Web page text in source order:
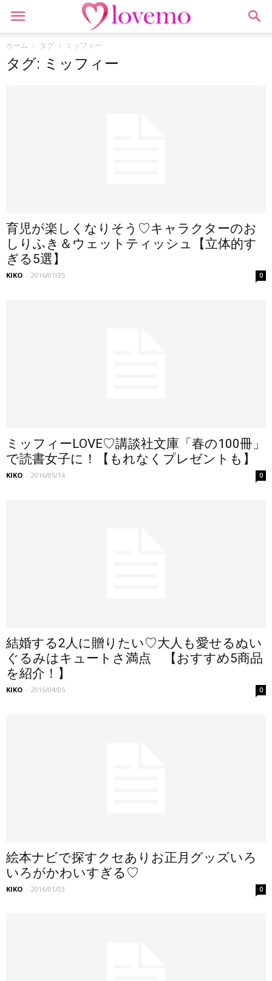
ホーム タグ ミッフィー
タグ: ミッフィー
育児が楽しくなりそう♡キャラクターのお
しりふき＆ウェットティッシュ【立体的す
ぎる5選】
KIKO - 2016/07/25 0
ミッフィーLOVE♡講談社文庫「春の100冊」
で読書女子に！【もれなくプレゼントも】
KIKO - 2016/05/14 0
結婚する2人に贈りたい♡大人も愛せるぬい
ぐるみはキュートさ満点 【おすすめ5商品
を紹介！】
KIKO - 2016/04/05 0
絵本ナビで探すクセありお正月グッズいろ
いろがかわいすぎる♡
KIKO - 2016/01/03 0